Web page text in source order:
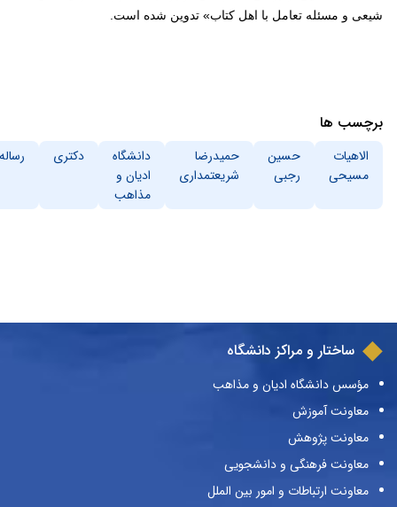
شیعی و مسئله تعامل با اهل کتاب» تدوین شده است.
برچسب ها
الاهیات
مسیحی
حسین
رجبی
حمیدرضا
شریعتمداری
دانشگاه
ادیان و
مذاهب
دکتری رساله
ساختار و مراکز دانشگاه
مؤسس دانشگاه ادیان و مذاهب
معاونت آموزش
معاونت پژوهش
معاونت فرهنگی و دانشجویی
معاونت ارتباطات و امور بین الملل